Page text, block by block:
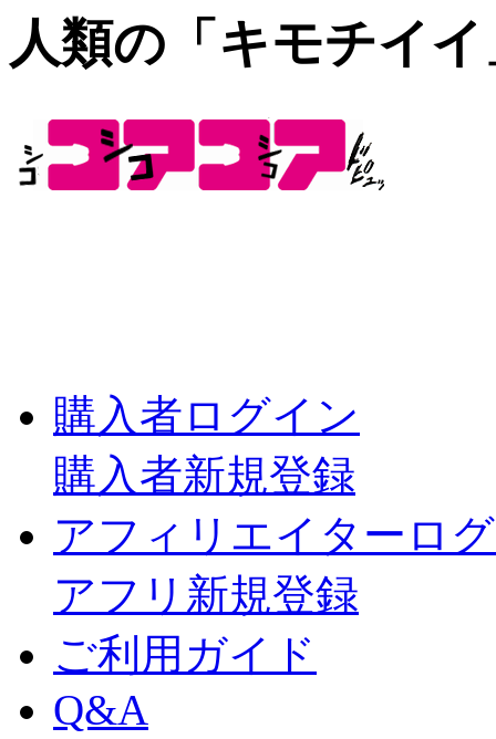
人類の「キモチイ
購入者ログイン
購入者新規登録
アフィリエイターロ
アフリ新規登録
ご利用ガイド
Q&A